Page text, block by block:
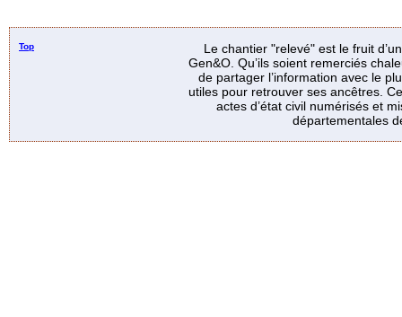
Top
Le chantier "relevé" est le fruit
Gen&O. Qu’ils soient remerciés
de partager l’information avec le
utiles pour retrouver ses ancêtres.
actes d’état civil numérisés et
départementales